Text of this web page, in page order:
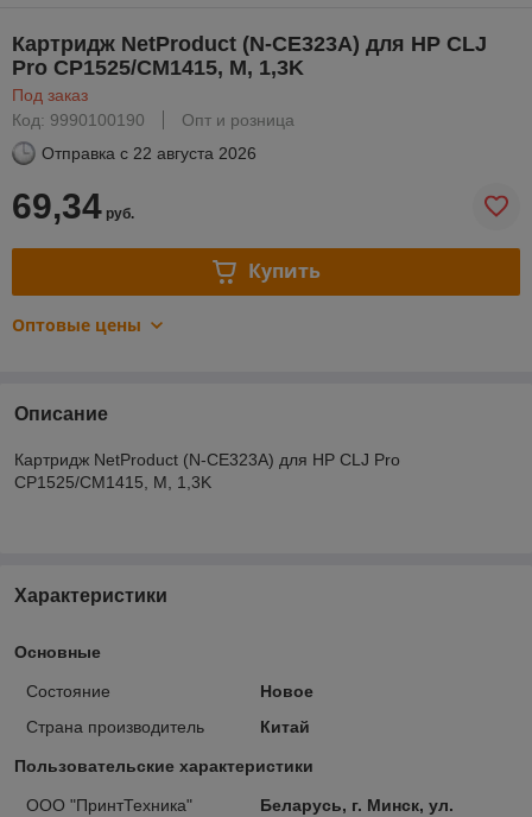
Картридж NetProduct (N-CE323A) для HP CLJ
Pro CP1525/CM1415, M, 1,3K
Под заказ
Код: 9990100190
Опт и розница
Отправка с 22 августа 2026
69,34 руб.
Купить
Оптовые цены
Описание
Картридж NetProduct (N-CE323A) для HP CLJ Pro
CP1525/CM1415, M, 1,3K
Характеристики
Основные
Состояние
Новое
Страна производитель
Китай
Пользовательские характеристики
ООО "ПринтТехника"
Беларусь, г. Минск, ул.